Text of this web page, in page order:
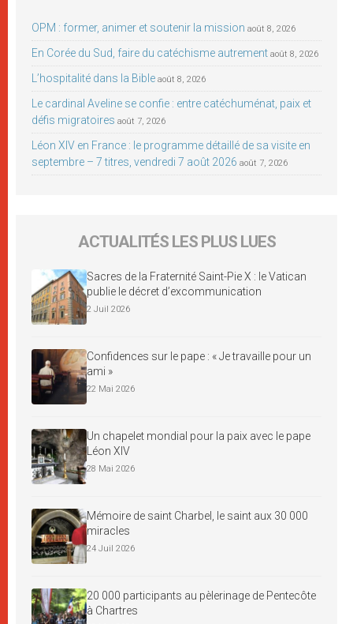
OPM : former, animer et soutenir la mission août 8, 2026
En Corée du Sud, faire du catéchisme autrement août 8, 2026
L’hospitalité dans la Bible août 8, 2026
Le cardinal Aveline se confie : entre catéchuménat, paix et
défis migratoires août 7, 2026
Léon XIV en France : le programme détaillé de sa visite en
septembre – 7 titres, vendredi 7 août 2026 août 7, 2026
ACTUALITÉS LES PLUS LUES
Sacres de la Fraternité Saint-Pie X : le Vatican
publie le décret d’excommunication
2 Juil 2026
Confidences sur le pape : « Je travaille pour un
ami »
22 Mai 2026
Un chapelet mondial pour la paix avec le pape
Léon XIV
28 Mai 2026
Mémoire de saint Charbel, le saint aux 30 000
miracles
24 Juil 2026
20 000 participants au pèlerinage de Pentecôte
à Chartres